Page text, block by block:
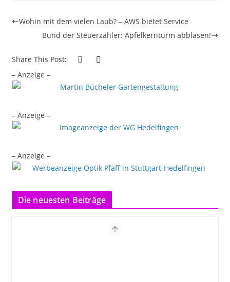
Wohin mit dem vielen Laub? – AWS bietet Service
Bund der Steuerzahler: Apfelkernturm abblasen!
Share This Post:
– Anzeige –
– Anzeige –
– Anzeige –
Die neuesten Beiträge